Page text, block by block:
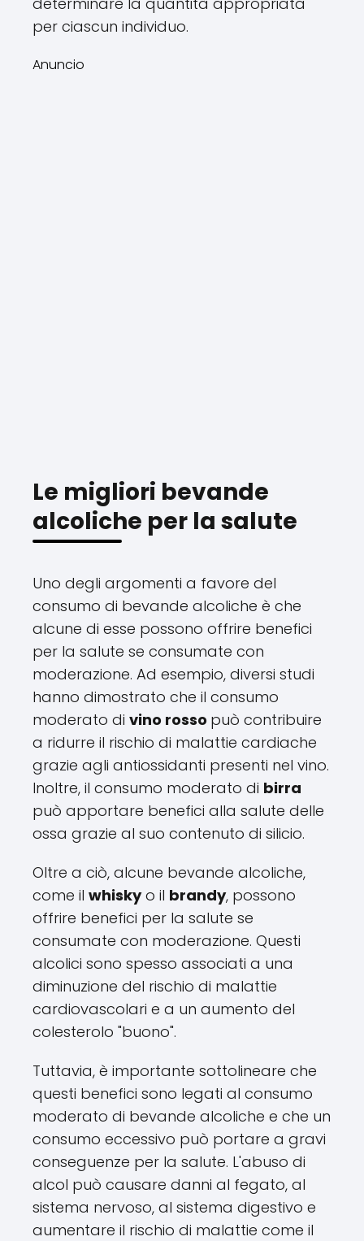
per ciascun individuo.
Anuncio
Le migliori bevande
alcoliche per la salute
Uno degli argomenti a favore del
consumo di bevande alcoliche è che
alcune di esse possono offrire benefici
per la salute se consumate con
moderazione. Ad esempio, diversi studi
hanno dimostrato che il consumo
moderato di vino rosso può contribuire
a ridurre il rischio di malattie cardiache
grazie agli antiossidanti presenti nel vino.
Inoltre, il consumo moderato di birra
può apportare benefici alla salute delle
ossa grazie al suo contenuto di silicio.
Oltre a ciò, alcune bevande alcoliche,
come il whiskyo il brandy, possono
offrire benefici per la salute se
consumate con moderazione. Questi
alcolici sono spesso associati a una
diminuzione del rischio di malattie
cardiovascolari e a un aumento del
colesterolo "buono".
Tuttavia, è importante sottolineare che
questi benefici sono legati al consumo
moderato di bevande alcoliche e che un
consumo eccessivo può portare a gravi
conseguenze per la salute. L'abuso di
alcol può causare danni al fegato, al
sistema nervoso, al sistema digestivo e
aumentare il rischio di malattie come il